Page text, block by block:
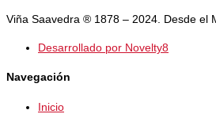
Viña Saavedra ® 1878 – 2024. Desde el
Desarrollado por Novelty8
Navegación
Inicio